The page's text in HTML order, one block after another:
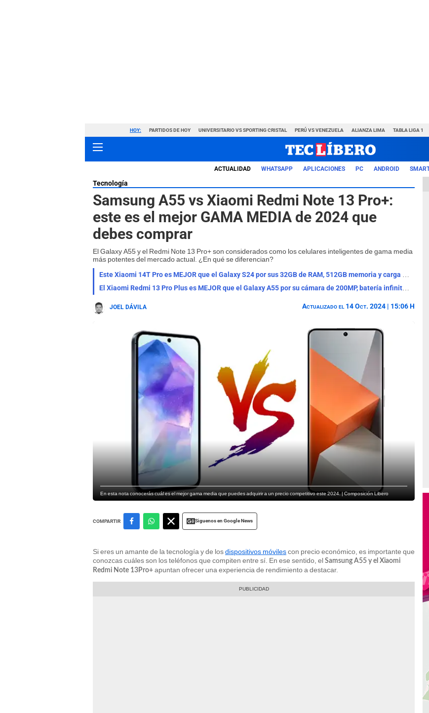
HOY: PARTIDOS DE HOY UNIVERSITARIO VS SPORTING CRISTAL PERÚ VS VENEZUELA ALIANZA LIMA TABLA LIGA 1
ACTUALIDAD WHATSAPP APLICACIONES PC ANDROID
Tecnología
Samsung A55 vs Xiaomi Redmi Note 13 Pro+:
este es el mejor GAMA MEDIA de 2024 que
debes comprar
El Galaxy A55 y el Redmi Note 13 Pro+ son considerados como los celulares inteligentes de gama media
más potentes del mercado actual. ¿En qué se diferencian?
Este Xiaomi 14T Pro es MEJOR que el Galaxy S24 por sus 32GB de RAM, 512GB memoria y carga 120W
El Xiaomi Redmi 13 Pro Plus es MEJOR que el Galaxy A55 por su cámara de 200MP, batería infinita para JUGAR y diseño PRO
JOEL DÁVILA Actualizado el 14 Oct. 2024 | 15:06 H
En esta nota conocerás cuál es el mejor gama media que puedes adquirir a un precio competitivo este 2024. | Composición Libero
COMPARTIR Siguenos en Google News
Si eres un amante de la tecnología y de losdispositivos móvilescon precio económico, es importante que
conozcas cuáles son los teléfonos que compiten entre sí. En ese sentido, el Samsung A55 y el Xiaomi
Redmi Note 13Pro+ apuntan ofrecer una experiencia de rendimiento a destacar.